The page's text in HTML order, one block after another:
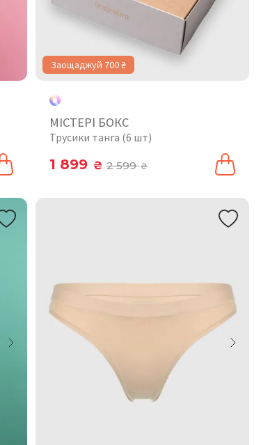
Заощаджуй 700 ₴
МІСТЕРІ БОКС
Трусики танга (6 шт)
1 899 ₴ 2 599₴